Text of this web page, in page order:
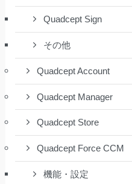
Quadcept Sign
その他
Quadcept Account
Quadcept Manager
Quadcept Store
Quadcept Force CCM
機能・設定